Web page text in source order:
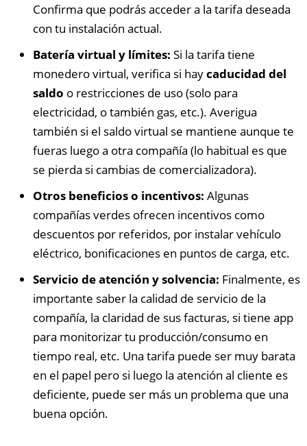
Confirma que podrás acceder a la tarifa deseada
con tu instalación actual.
Batería virtual y límites: Si la tarifa tiene
monedero virtual, verifica si haycaducidad del
saldo o restricciones de uso (solo para
electricidad, o también gas, etc.). Averigua
también si el saldo virtual se mantiene aunque te
fueras luego a otra compañía (lo habitual es que
se pierda si cambias de comercializadora).
Otros beneficios o incentivos: Algunas
compañías verdes ofrecen incentivos como
descuentos por referidos, por instalar vehículo
eléctrico, bonificaciones en puntos de carga, etc.
Servicio de atención y solvencia: Finalmente, es
importante saber la calidad de servicio de la
compañía, la claridad de sus facturas, si tiene app
para monitorizar tu producción/consumo en
tiempo real, etc. Una tarifa puede ser muy barata
en el papel pero si luego la atención al cliente es
deficiente, puede ser más un problema que una
buena opción.